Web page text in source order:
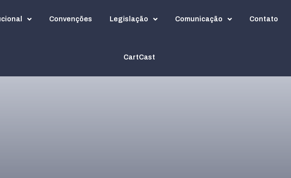
Convenções Legislação Comunicação Contato
CartCast